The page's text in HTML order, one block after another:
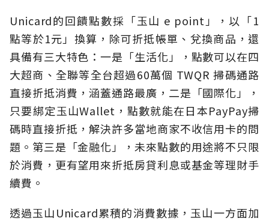
Unicard的回饋點數採「玉山 e point」，以「1
點等於1元」換算，除可折抵帳單、兌換商品，還
具備有三大特色：一是「生活化」，點數可以在四
大超商、全聯等全台超過60萬個 TWQR 掃碼通路
直接折抵消費，涵蓋通路最廣，二是「國際化」，
只要綁定玉山Wallet，點數就能在日本PayPay掃
碼時直接折抵，解決許多當地商家不收信用卡的問
題。第三是「金融化」，未來點數的用途將不只限
於消費，更有望用來折抵房貸利息或基金等理財手
續費。
透過玉山Unicard累積的消費數據，玉山一方面加